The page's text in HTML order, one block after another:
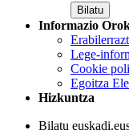
Informazio
Lege-
Cookie
Egoitza
Hizkuntza
Bilatu